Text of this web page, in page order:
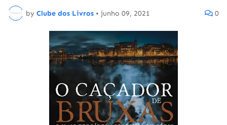
by Clube dos Livros • junho 09, 2021 0